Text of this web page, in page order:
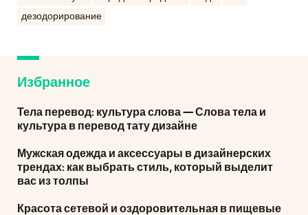
дезодорирование
Избранное
Тела перевод: культура слова — Слова тела и
культура в перевод тату дизайне
Мужская одежда и аксессуары в дизайнерских
трендах: как выбрать стиль, который выделит
вас из толпы
Красота сетевой и оздоровительная в пищевые